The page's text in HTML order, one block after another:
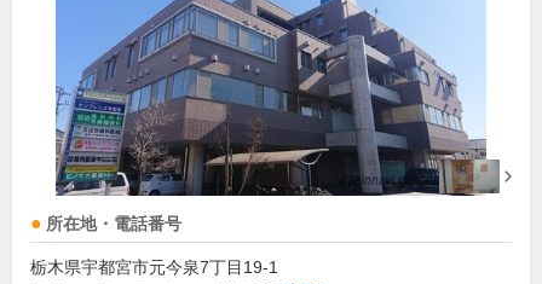
所在地・電話番号
栃木県宇都宮市元今泉7丁目19-1